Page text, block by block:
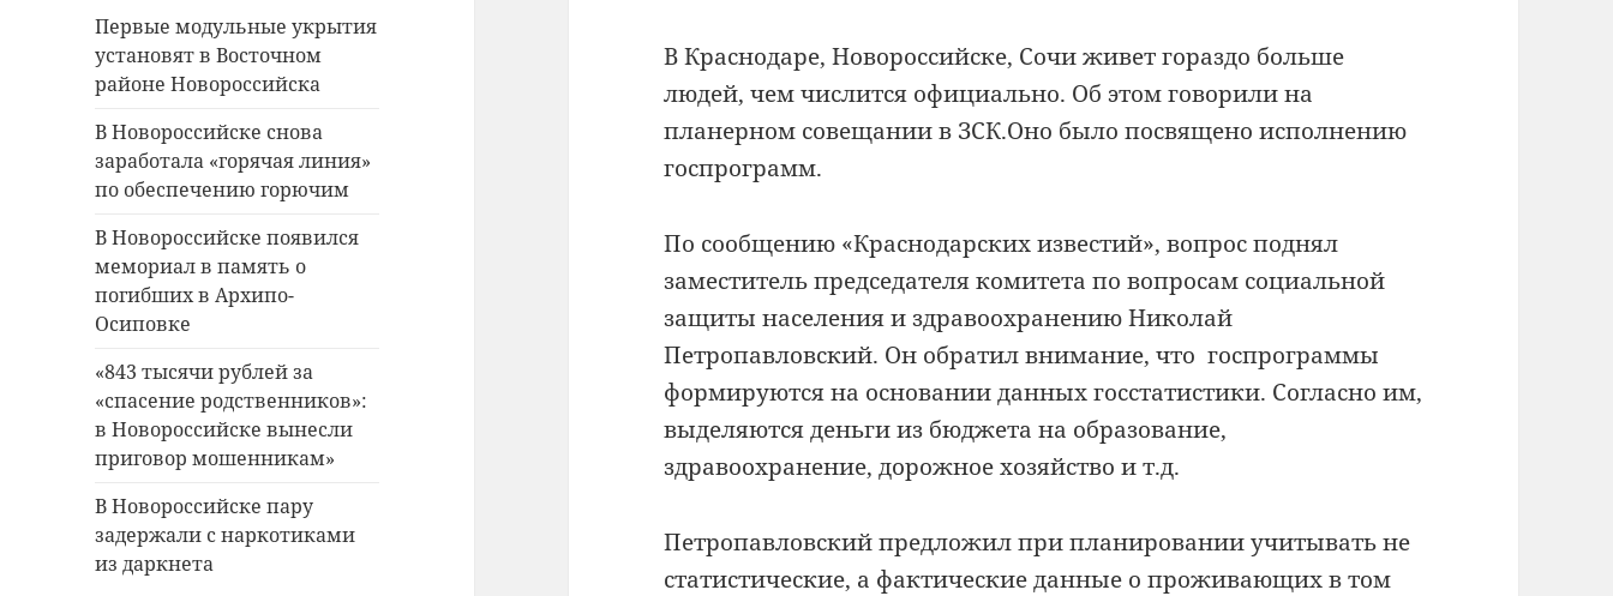
Первые модульные укрытия
установят в Восточном
районе Новороссийска
В Новороссийске снова
заработала «горячая линия»
по обеспечению горючим
В Новороссийске появился
мемориал в память о
погибших в Архипо-
Осиповке
«843 тысячи рублей за
«спасение родственников»:
в Новороссийске вынесли
приговор мошенникам»
В Новороссийске пару
задержали с наркотиками
из даркнета
В Краснодаре, Новороссийске, Сочи живет гораздо больше
людей, чем числится официально. Об этом говорили на
планерном совещании в ЗСК.Оно было посвящено исполнению
госпрограмм.
По сообщению «Краснодарских известий», вопрос поднял
заместитель председателя комитета по вопросам социальной
защиты населения и здравоохранению Николай
Петропавловский. Он обратил внимание, что госпрограммы
формируются на основании данных госстатистики. Согласно им,
выделяются деньги из бюджета на образование,
здравоохранение, дорожное хозяйство и т.д.
Петропавловский предложил при планировании учитывать не
статистические, а фактические данные о проживающих в том